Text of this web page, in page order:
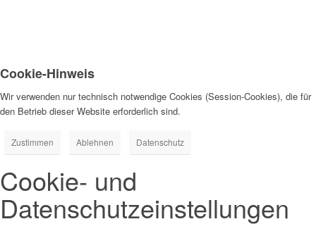
Cookie-Hinweis
Wir verwenden nur technisch notwendige Cookies (Session-Cookies), die für
den Betrieb dieser Website erforderlich sind.
Zustimmen Ablehnen Datenschutz
Cookie- und
Datenschutzeinstellungen